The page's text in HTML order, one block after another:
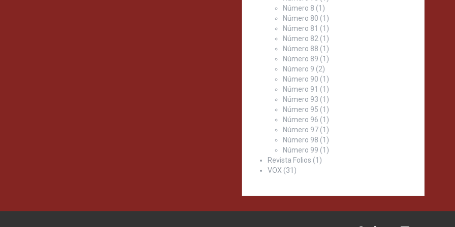
Número 8 (1)
Número 80 (1)
Número 81 (1)
Número 82 (1)
Número 88 (1)
Número 89 (1)
Número 9 (2)
Número 90 (1)
Número 91 (1)
Número 93 (1)
Número 95 (1)
Número 96 (1)
Número 97(1)
Número 98 (1)
Número 99 (1)
Revista Folios (1)
VOX (31)